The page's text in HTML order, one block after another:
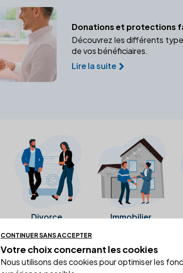
Donations et protections
Découvrez les différents
de vos bénéficiaires.
Lire la suite
Divorce Immobilier
Ces avis proviennent directement de la
CONTINUER SANS ACCEPTER
Votre choix concernant les cookies
Nous utilisons des cookies pour optimiser les